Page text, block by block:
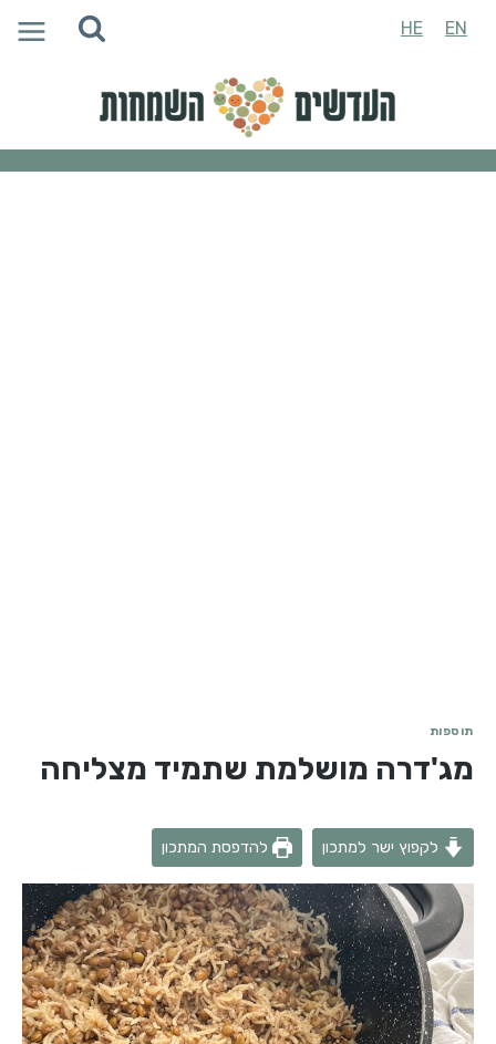
EN
HE
תוספות
מג'דרה מושלמת שתמיד מצליחה
לקפוץ ישר למתכון להדפסת המתכון